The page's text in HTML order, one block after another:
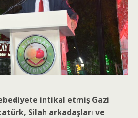
intikal etmiş Gazi
Silah arkadaşları ve